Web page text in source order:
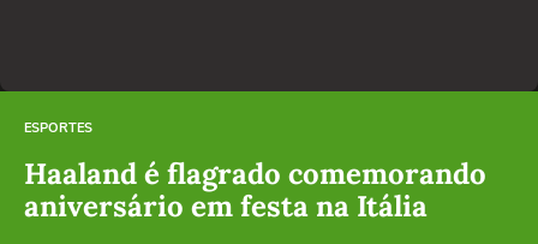
ESPORTES
Haaland é flagrado comemorando
aniversário em festa na Itália